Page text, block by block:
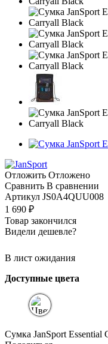
Отложить Отложено
Сравнить В сравнении
Артикул JS0A4QUU008
1 690 ₽
Товар закончился
Видели дешевле?
В лист ожидания
Доступные цвета
Сумка JanSport Essential